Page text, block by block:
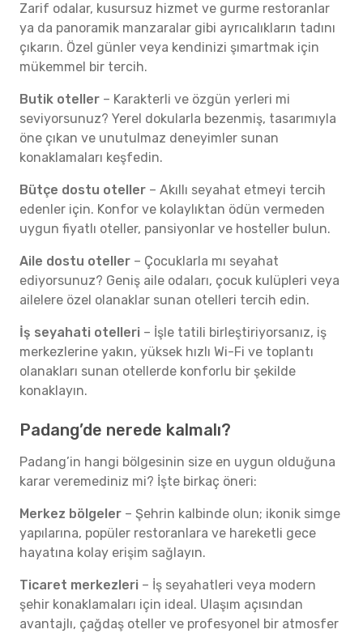
Zarif odalar, kusursuz hizmet ve gurme restoranlar
ya da panoramik manzaralar gibi ayrıcalıkların tadını
çıkarın. Özel günler veya kendinizi şımartmak için
mükemmel bir tercih.
Butik oteller – Karakterli ve özgün yerleri mi
seviyorsunuz? Yerel dokularla bezenmiş, tasarımıyla
öne çıkan ve unutulmaz deneyimler sunan
konaklamaları keşfedin.
Bütçe dostu oteller – Akıllı seyahat etmeyi tercih
edenler için. Konfor ve kolaylıktan ödün vermeden
uygun fiyatlı oteller, pansiyonlar ve hosteller bulun.
Aile dostu oteller – Çocuklarla mı seyahat
ediyorsunuz? Geniş aile odaları, çocuk kulüpleri veya
ailelere özel olanaklar sunan otelleri tercih edin.
İş seyahati otelleri – İşle tatili birleştiriyorsanız, iş
merkezlerine yakın, yüksek hızlı Wi-Fi ve toplantı
olanakları sunan otellerde konforlu bir şekilde
konaklayın.
Padang’de nerede kalmalı?
Padang’in hangi bölgesinin size en uygun olduğuna
karar veremediniz mi? İşte birkaç öneri:
Merkez bölgeler – Şehrin kalbinde olun; ikonik simge
yapılarına, popüler restoranlara ve hareketli gece
hayatına kolay erişim sağlayın.
Ticaret merkezleri – İş seyahatleri veya modern
şehir konaklamaları için ideal. Ulaşım açısından
avantajlı, çağdaş oteller ve profesyonel bir atmosfer